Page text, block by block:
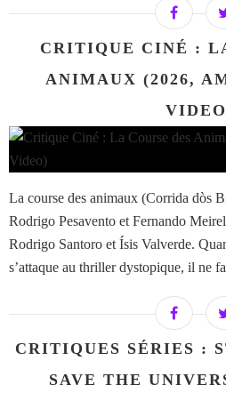
CRITIQUE CINÉ :
ANIMAUX (2026,
La course des animaux (Corrida dòs
Rodrigo Pesavento et Fernando
Rodrigo Santoro et Ísis Valverde.
s’attaque au thriller dystopique, il ne
CRITIQUES SÉRIES :
SAVE THE